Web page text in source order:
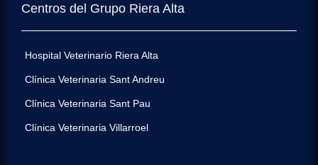
Centros del Grupo Riera Alta
Hospital Veterinario Riera Alta
Clínica Veterinaria Sant Andreu
Clínica Veterinaria Sant Pau
Clínica Veterinaria Villarroel